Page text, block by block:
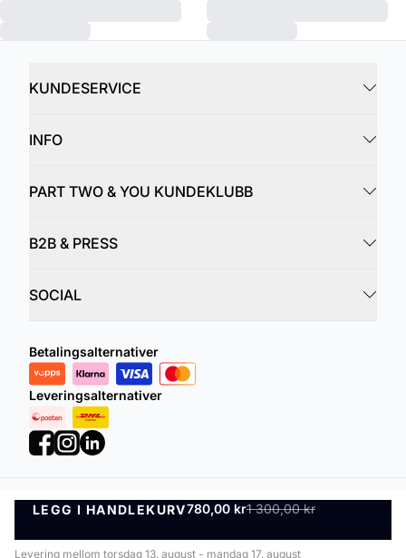
LEGG I HANDLEKURV780,00 kr1 300,00 kr
LEGG I HANDLEKURV
Levering mellom torsdag 13. august - mandag 17. august
KUNDESERVICE
INFO
PART TWO & YOU KUNDEKLUBB
B2B & PRESS
SOCIAL
Betalingsalternativer
Leveringsalternativer
Personvernregler Vilkår og betingelser
©DK Company Online AS 2026